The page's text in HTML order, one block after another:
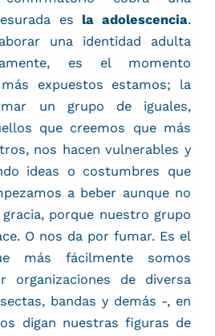
es la adolescencia.
una identidad adulta
es el momento
expuestos estamos; la
un grupo de iguales,
que creemos que más
nos hacen vulnerables y
ideas o costumbres que
a beber aunque no
porque nuestro grupo
O nos da por fumar. Es el
más fácilmente somos
organizaciones de diversa
bandas y demás -, en
digan nuestras figuras de